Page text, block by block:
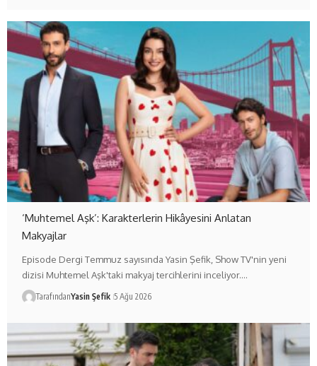
‘Muhtemel Aşk’: Karakterlerin Hikâyesini Anlatan
Makyajlar
Episode Dergi Temmuz sayısında Yasin Şefik, Show TV'nin yeni
dizisi Muhtemel Aşk'taki makyaj tercihlerini inceliyor.…
TarafındanYasin Şefik 5 Ağu 2026